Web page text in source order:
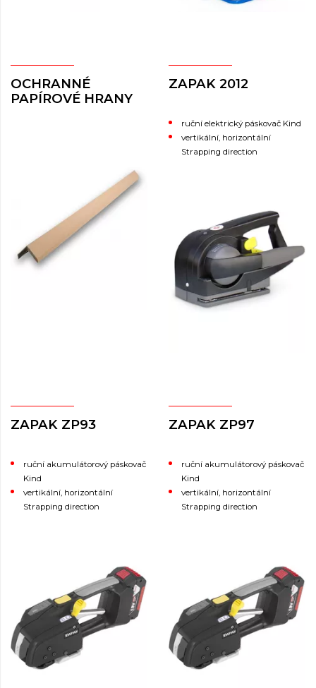
OCHRANNÉ
PAPÍROVÉ HRANY
ZAPAK 2012
ruční elektrický páskovač Kind
vertikální, horizontální
Strapping direction
ZAPAK ZP93
ruční akumulátorový páskovač
Kind
vertikální, horizontální
Strapping direction
ZAPAK ZP97
ruční akumulátorový páskovač
Kind
vertikální, horizontální
Strapping direction